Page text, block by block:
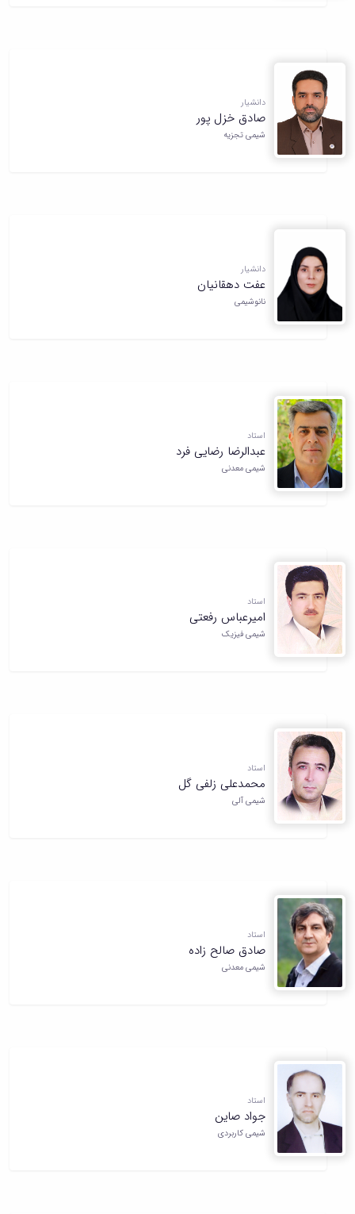
دانشیار
صادق خزل پور
شیمی تجزیه
دانشیار
عفت دهقانیان
نانوشیمی
استاد
عبدالرضا رضایی فرد
شیمی معدنی
استاد
امیرعباس رفعتی
شیمی فیزیک
استاد
محمدعلی زلفی گل
شیمی آلی
استاد
صادق صالح زاده
شیمی معدنی
استاد
جواد صاین
شیمی کاربردی